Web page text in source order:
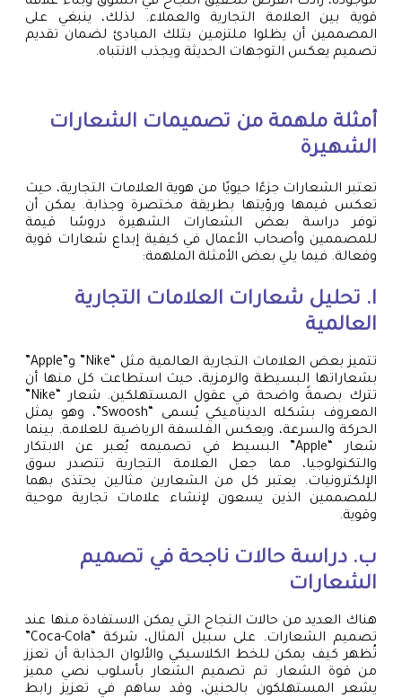
قوية بين العلامة التجارية والعملاء. لذلك، ينبغي على
المصممين أن يظلوا ملتزمين بتلك المبادئ لضمان تقديم
تصميم يعكس التوجهات الحديثة ويجذب الانتباه.
أمثلة ملهمة من تصميمات الشعارات
الشهيرة
تعتبر الشعارات جزءًا حيويًا من هوية العلامات التجارية، حيث
تعكس قيمها ورؤيتها بطريقة مختصرة وجذابة. يمكن أن
توفر دراسة بعض الشعارات الشهيرة دروسًا قيمة
للمصممين وأصحاب الأعمال في كيفية إبداع شعارات قوية
وفعالة. فيما يلي بعض الأمثلة الملهمة:
ا. تحليل شعارات العلامات التجارية
العالمية
تتميز بعض العلامات التجارية العالمية مثل “Nike” و”Apple”
بشعاراتها البسيطة والرمزية، حيث استطاعت كل منها أن
تترك بصمةً واضحة في عقول المستهلكين. شعار “Nike”
المعروف بشكله الديناميكي يُسمى “Swoosh”، وهو يمثل
الحركة والسرعة، ويعكس الفلسفة الرياضية للعلامة. بينما
شعار “Apple” البسيط في تصميمه يُعبر عن الابتكار
والتكنولوجيا، مما جعل العلامة التجارية تتصدر سوق
الإلكترونيات. يعتبر كل من الشعارين مثالين يحتذى بهما
للمصممين الذين يسعون لإنشاء علامات تجارية موحية
وقوية.
ب. دراسة حالات ناجحة في تصميم
الشعارات
هناك العديد من حالات النجاح التي يمكن الاستفادة منها عند
تصميم الشعارات. على سبيل المثال، شركة “Coca-Cola”
تُظهر كيف يمكن للخط الكلاسيكي والألوان الجذابة أن تعزز
من قوة الشعار. تم تصميم الشعار بأسلوب نصي مميز
يشعر المستهلكون بالحنين، وقد ساهم في تعزيز رابط